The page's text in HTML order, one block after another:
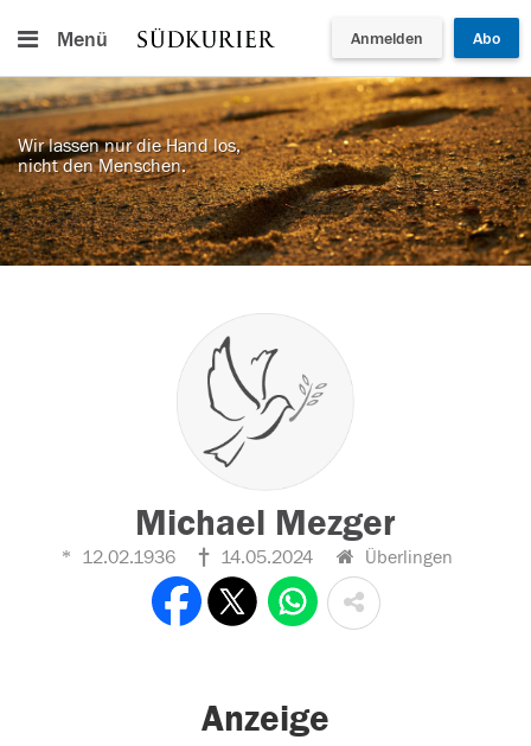
Menü Anmelden Abo
Wir lassen nur die Hand los,
nicht den Menschen.
Michael Mezger
12.02.1936 14.05.2024 Überlingen
Anzeige